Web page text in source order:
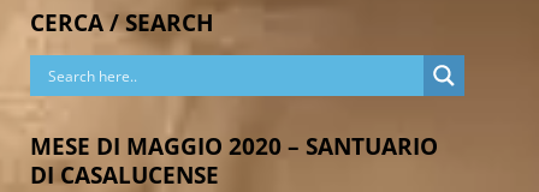
CERCA / SEARCH
MESE DI MAGGIO 2020 – SANTUARIO
DI CASALUCENSE